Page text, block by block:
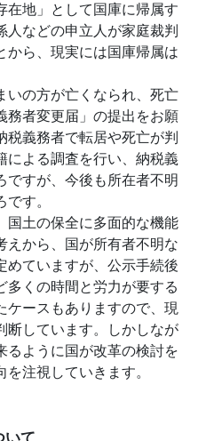
在地」として国庫に帰属す
人などの申立人が家庭裁判
から、現実には国庫帰属は
いの方が亡くなられ、死亡
務者変更届」の提出をお願
税義務者で転居や死亡が判
による調査を行い、納税義
ですが、今後も所在者不明
す。
国土の保全に多面的な機能
えから、国が所有者不明な
めていますが、公示手続後
多くの時間と労力が要する
ケースもありますので、現
断しています。しかしなが
るように国が改革の検討を
注視していきます。
いて